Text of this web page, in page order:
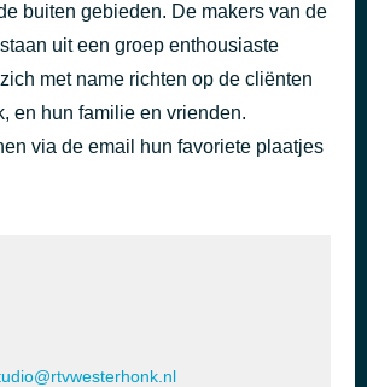
buiten gebieden. De makers van de
uit een groep enthousiaste
met name richten op de cliënten
en hun familie en vrienden.
via de email hun favoriete plaatjes